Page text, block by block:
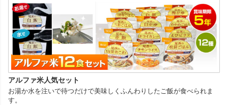
アルファ米人気セット
お湯か水を注いで待つだけで美味しくふんわりしたご飯が食べられま
す。